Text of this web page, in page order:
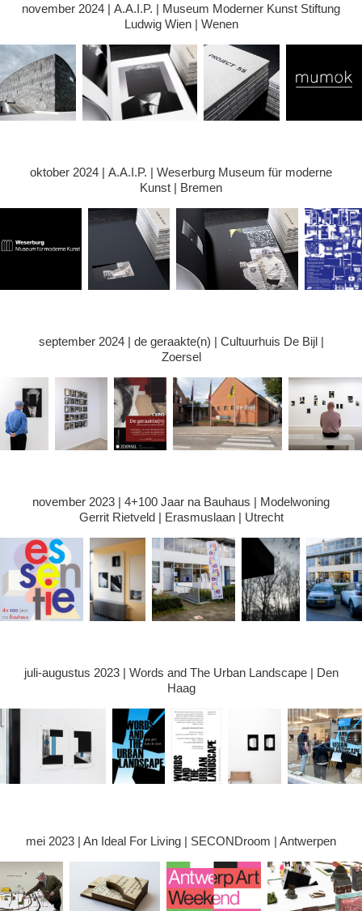
november 2024 | A.A.I.P. | Museum Moderner Kunst Stiftung
Ludwig Wien | Wenen
oktober 2024 | A.A.I.P. | Weserburg Museum für moderne
Kunst | Bremen
september 2024 | de geraakte(n) | Cultuurhuis De Bijl |
Zoersel
november 2023 | 4+100 Jaar na Bauhaus | Modelwoning
Gerrit Rietveld | Erasmuslaan | Utrecht
juli-augustus 2023 | Words and The Urban Landscape | Den
Haag
mei 2023 | An Ideal For Living | SECONDroom | Antwerpen